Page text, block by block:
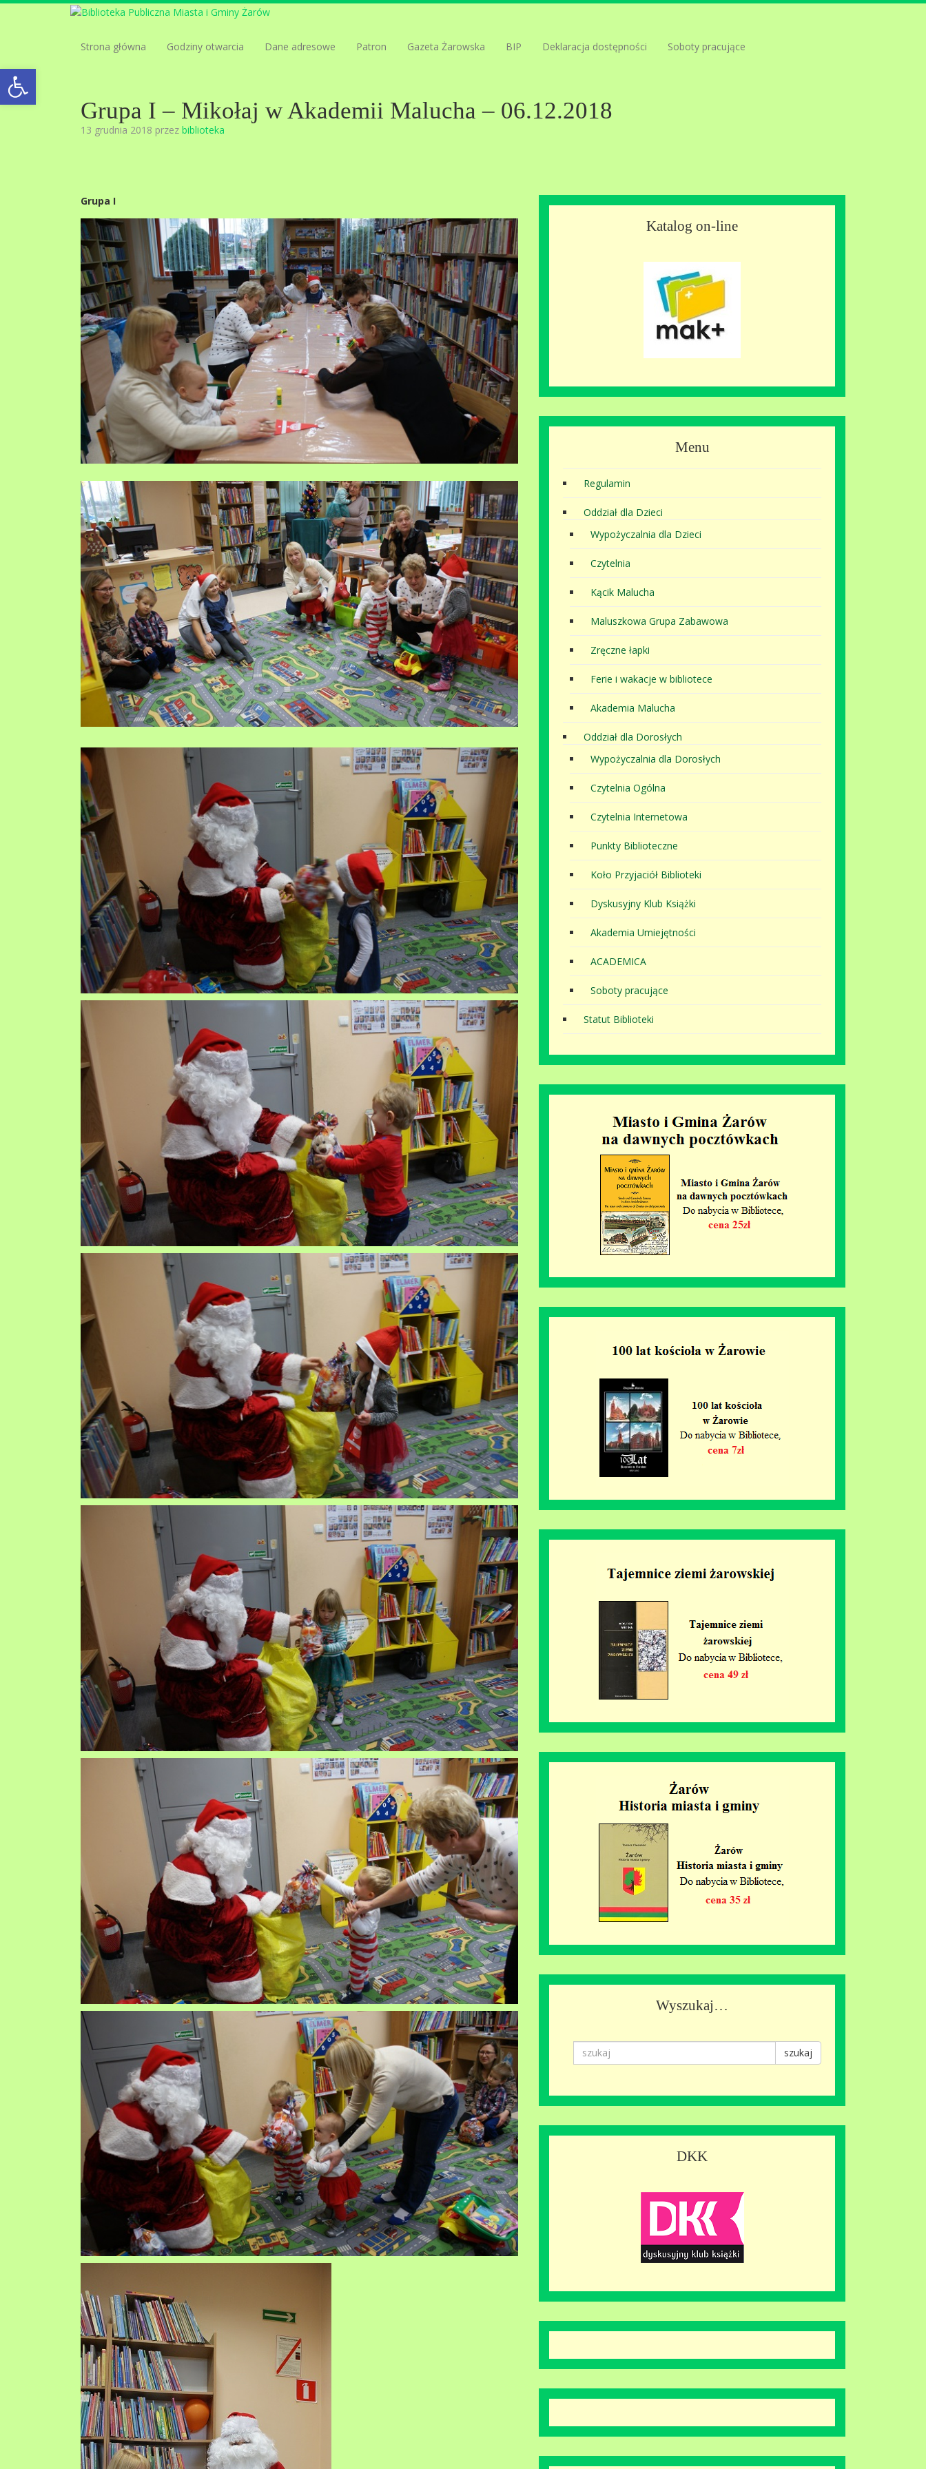
Open toolbar
Strona główna Godziny otwarcia Dane adresowe Patron Gazeta Żarowska BIP Deklaracja dostępności Soboty pracujące
Grupa I – Mikołaj w Akademii Malucha – 06.12.2018
13 grudnia 2018 przez biblioteka
Grupa I
Katalog on-line
Menu
Regulamin
Oddział dla Dzieci
Wypożyczalnia dla Dzieci
Czytelnia
Kącik Malucha
Maluszkowa Grupa Zabawowa
Zręczne łapki
Ferie i wakacje w bibliotece
Akademia Malucha
Oddział dla Dorosłych
Wypożyczalnia dla Dorosłych
Czytelnia Ogólna
Czytelnia Internetowa
Punkty Biblioteczne
Koło Przyjaciół Biblioteki
Dyskusyjny Klub Książki
Akademia Umiejętności
ACADEMICA
Soboty pracujące
Statut Biblioteki
Wyszukaj…
szukaj
DKK